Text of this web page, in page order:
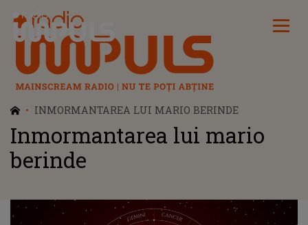
Radio Impuls
INMORMANTAREA LUI MARIO BERINDE
Inmormantarea lui mario
berinde